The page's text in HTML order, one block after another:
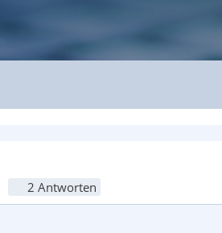
2 Antworten